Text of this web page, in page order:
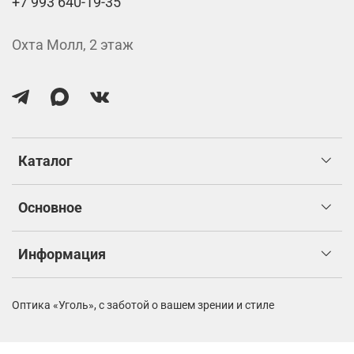
Каталог
Основное
Информация
Охта Молл, 2 этаж
Оптика «Уголь», с заботой о вашем зрении и стиле